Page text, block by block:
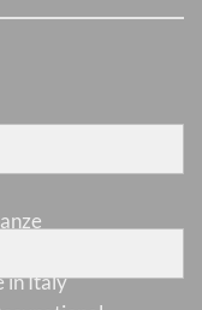
in Italy